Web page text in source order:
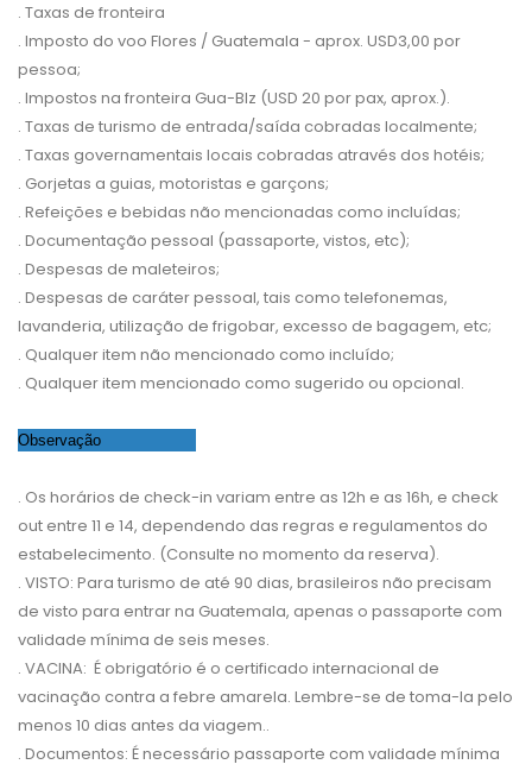
. Taxas de fronteira
. Imposto do voo Flores / Guatemala - aprox. USD3,00 por
pessoa;
. Impostos na fronteira Gua-Blz (USD 20 por pax, aprox.).
. Taxas de turismo de entrada/saída cobradas localmente;
. Taxas governamentais locais cobradas através dos hotéis;
. Gorjetas a guias, motoristas e garçons;
. Refeições e bebidas não mencionadas como incluídas;
. Documentação pessoal (passaporte, vistos, etc);
. Despesas de maleteiros;
. Despesas de caráter pessoal, tais como telefonemas,
lavanderia, utilização de frigobar, excesso de bagagem, etc;
. Qualquer item não mencionado como incluído;
. Qualquer item mencionado como sugerido ou opcional.
Observação
. Os horários de check-in variam entre as 12h e as 16h, e check
out entre 11 e 14, dependendo das regras e regulamentos do
estabelecimento. (Consulte no momento da reserva).
. VISTO: Para turismo de até 90 dias, brasileiros não precisam
de visto para entrar na Guatemala, apenas o passaporte com
validade mínima de seis meses.
. VACINA: É obrigatório é o certificado internacional de
vacinação contra a febre amarela. Lembre-se de toma-la pelo
menos 10 dias antes da viagem..
. Documentos: É necessário passaporte com validade mínima